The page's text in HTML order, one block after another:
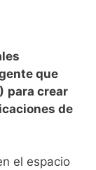
que
para crear
de
el espacio